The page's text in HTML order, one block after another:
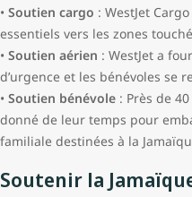
• Soutien cargo : WestJet
essentiels vers les zones
• Soutien aérien : WestJet a
d’urgence et les bénévoles se
• Soutien bénévole : Près de
donné de leur temps pour
familiale destinées à la
Soutenir la